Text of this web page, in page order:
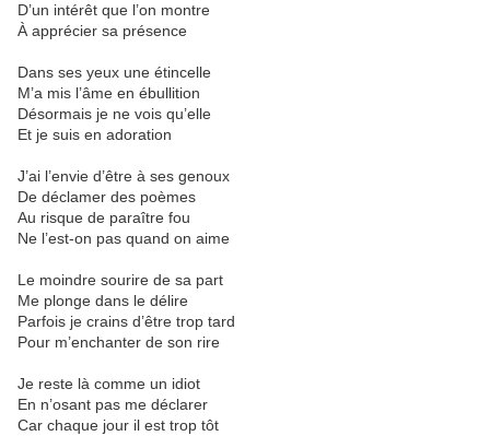
D’un intérêt que l’on montre
À apprécier sa présence
Dans ses yeux une étincelle
M’a mis l’âme en ébullition
Désormais je ne vois qu’elle
Et je suis en adoration
J’ai l’envie d’être à ses genoux
De déclamer des poèmes
Au risque de paraître fou
Ne l’est-on pas quand on aime
Le moindre sourire de sa part
Me plonge dans le délire
Parfois je crains d’être trop tard
Pour m’enchanter de son rire
Je reste là comme un idiot
En n’osant pas me déclarer
Car chaque jour il est trop tôt